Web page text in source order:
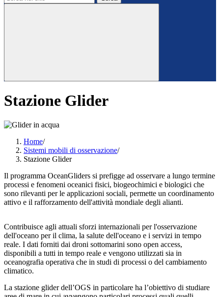
nel
Stazione Glider
Home/
Sistemi mobili di osservazione/
Stazione Glider
Il programma OceanGliders si prefigge ad osservare a lungo termine
processi e fenomeni oceanici fisici, biogeochimici e biologici che
sono rilevanti per le applicazioni sociali, permette un coordinamento
attivo e il rafforzamento dell'attività mondiale degli alianti.
Contribuisce agli attuali sforzi internazionali per l'osservazione
dell'oceano per il clima, la salute dell'oceano e i servizi in tempo
reale. I dati forniti dai droni sottomarini sono open access,
disponibili a tutti in tempo reale e vengono utilizzati sia in
oceanografia operativa che in studi di processi o del cambiamento
climatico.
La stazione glider dell’OGS in particolare ha l’obiettivo di studiare